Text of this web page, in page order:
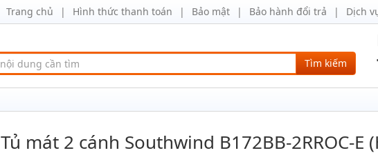
Trang chủ Hình thức thanh toán Bảo mật Bảo hành đổi trả Dịch
Tìm kiếm
Tủ mát 2 cánh Southwind B172BB-2RROC-E